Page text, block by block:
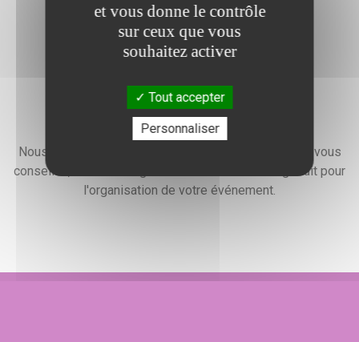
Devis gratuit
Nous faisons preuve d'une grande disponibilité pour vous
conseiller, vous renseigner et élaborer un devis gratuit pour
l'organisation de votre événement.
et vous donne le contrôle
sur ceux que vous
souhaitez activer
Tout accepter
Personnaliser